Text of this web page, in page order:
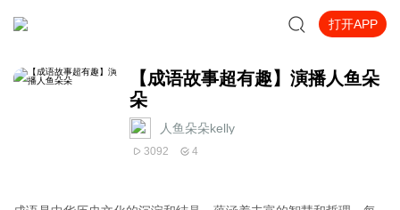
打开APP
【成语故事超有趣】演播人鱼朵
朵
人鱼朵朵kelly
3092 4